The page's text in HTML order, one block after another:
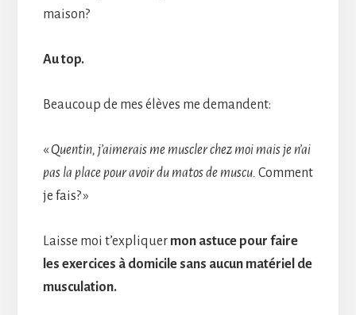
maison?
Au top.
Beaucoup de mes élèves me demandent:
«Quentin, j’aimerais me muscler chez moi mais je n’ai
pas la place pour avoir du matos de muscu. Comment
je fais? »
Laisse moi t’expliquer mon astuce pour faire
les exercices à domicile sans aucun matériel de
musculation.